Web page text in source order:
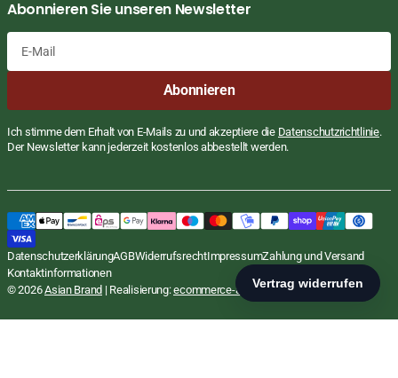
Eingelegte Gouramy Fischpaste, Mam Ca
inkl. MwSt., zzgl.Versand
Regulärer
Preis
€4,33
EUR
/PRO
KG
In den Warenkorb
Abonnieren Sie unseren Newsletter
Abonnieren
Ich stimme dem Erhalt von E-Mails zu und akzeptiere die Datenschutzrichtlinie.
Der Newsletter kann jederzeit kostenlos abbestellt werden.
DatenschutzerklärungAGBWiderrufsrechtImpressumZahlung und Versand
Kontaktinformationen
© 2026Asian Brand | Realisierung:ecommerce-agentur.net